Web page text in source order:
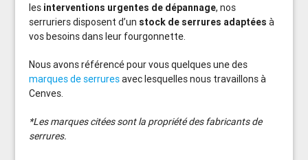
les interventions urgentes de dépannage, nos
serruriers disposent d’un stock de serrures adaptées à
vos besoins dans leur fourgonnette.
Nous avons référencé pour vous quelques une des
marques de serruresavec lesquelles nous travaillons à
Cenves.
*Les marques citées sont la propriété des fabricants de
serrures.